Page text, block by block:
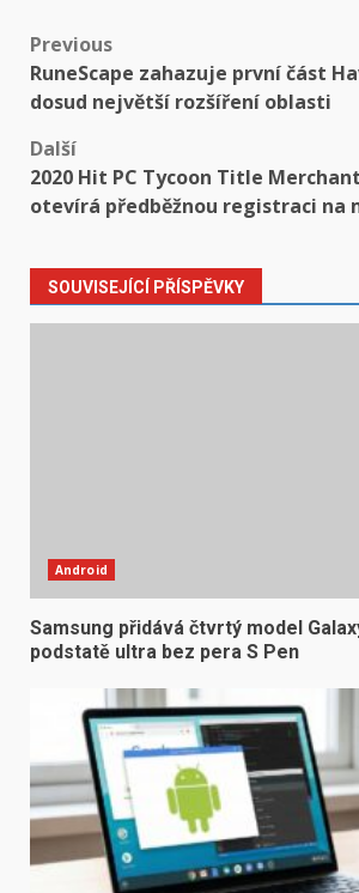
Post
navigation
Previous
RuneScape zahazuje první část
dosud největší rozšíření oblasti
Další
2020 Hit PC Tycoon Title
otevírá předběžnou registraci na
SOUVISEJÍCÍ PŘÍSPĚVKY
Android
Samsung přidává čtvrtý model
podstatě ultra bez pera S Pen